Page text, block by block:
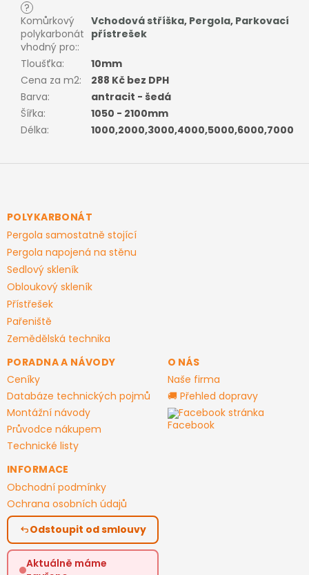
?
Komůrkový
polykarbonát
vhodný pro::
Vchodová stříška, Pergola, Parkovací
přístrešek
Tloušťka:
10mm
Cena za m2:
288 Kč bez DPH
Barva:
antracit - šedá
Šířka:
1050 - 2100mm
Délka: 1000,2000,3000,4000,5000,6000,7000
Z
aPOLYKARBONÁT
Pergola samostatně stojící
Pergola napojená na stěnu
Sedlový skleník
Obloukový skleník
Přístřešek
Pařeniště
Zemědělská technika
PORADNA A NÁVODY
Ceníky
Databáze technických pojmů
Montážní návody
Průvodce nákupem
Technické listy
O NÁS
Naše firma
🚚 Přehled dopravy
Facebook stránka
INFORMACE
Obchodní podmínky
Ochrana osobních údajů
Odstoupit od smlouvy
Aktuálně máme